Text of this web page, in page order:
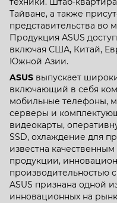
Тайване, а также
представительства во
Продукция ASUS
включая США, Китай,
Южной Азии.
ASUS выпускает
включающий в себя
мобильные телефоны,
серверы и
видеокарты,
SSD, охлаждение для
известна
продукции,
производительностью
ASUS признана одной
инновационных на